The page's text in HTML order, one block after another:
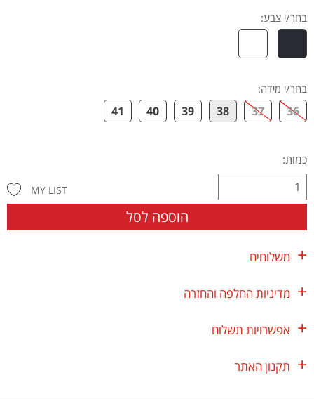
בחר/י צבע:
בחר/י מידה:
36
37
38
39
40
41
כמות:
הוספה לסל
MY LIST
משלוחים
מדיניות החלפה והחזרה
אפשרויות תשלום
תקנון האתר